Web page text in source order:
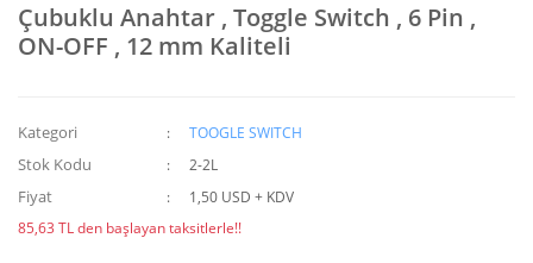
Çubuklu Anahtar , Toggle Switch , 6 Pin ,
ON-OFF , 12 mm Kaliteli
Kategori TOOGLE SWITCH
Stok Kodu 2-2L
Fiyat
1,50 USD + KDV
85,63 TL den başlayan taksitlerle!!